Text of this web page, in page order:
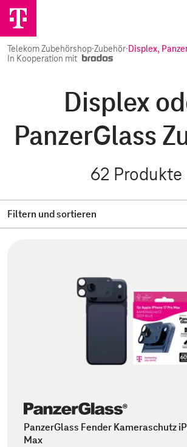
Telekom Zubehörshop·Zubehör·Displex,
In Kooperation mit
Displex
PanzerGlass
62 Produkte
Filtern und sortieren
PanzerGlass Fender Kameraschutz
Max